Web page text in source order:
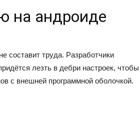
на андроиде
составит труда. Разработчики
лезть в дебри настроек, чтобы
с внешней программной оболочкой.